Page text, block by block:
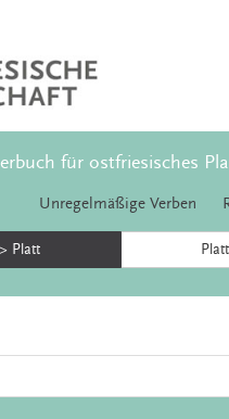
für ostfriesisches
Unregelmäßige Verben
Platt